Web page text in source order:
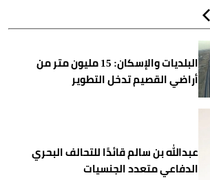
البلديات والإسكان: 15 مليون متر من
أراضي القصيم تدخل التطوير
عبدالله بن سالم قائدًا للتحالف البحري
الدفاعي متعدد الجنسيات